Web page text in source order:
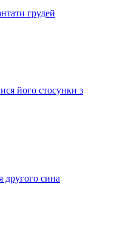
грудей
його стосунки з
другого сина